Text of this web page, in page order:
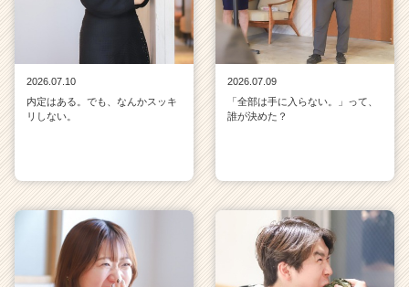
2026.07.10
内定はある。でも、なんかスッキ
リしない。
2026.07.09
「全部は手に入らない。」って、
誰が決めた？